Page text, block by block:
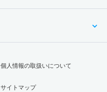
個人情報の取扱いについて
サイトマップ